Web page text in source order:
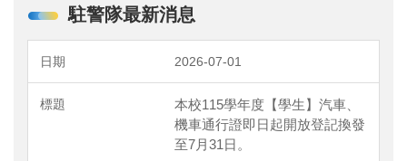
駐警隊最新消息
2026-07-01
本校115學年度【學生】汽車、
機車通行證即日起開放登記換發
至7月31日。